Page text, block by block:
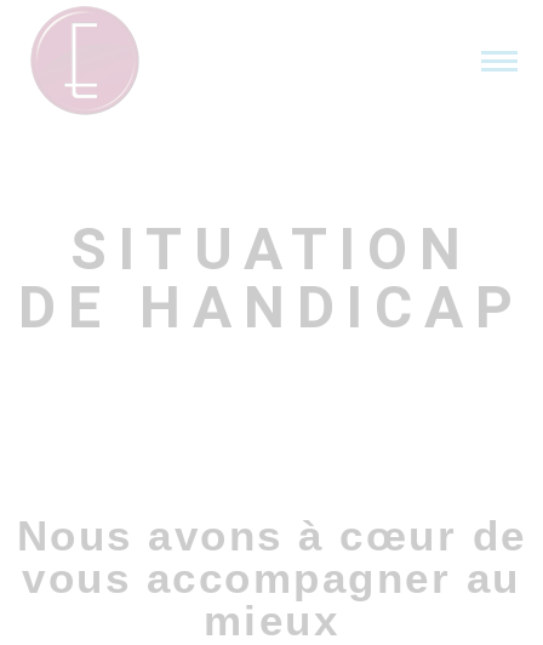
SITUATION
DE HANDICAP
Nous avons à cœur de
vous accompagner au
mieux